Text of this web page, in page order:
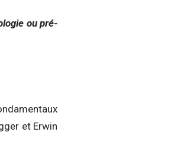
ou pré-
et Erwin